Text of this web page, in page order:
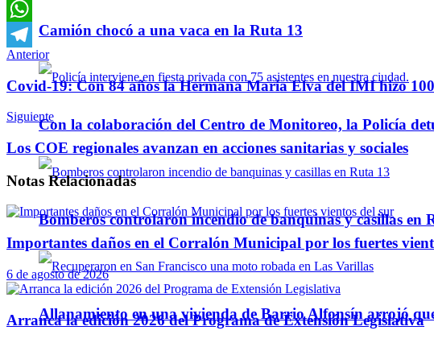
Camión chocó a una vaca en la Ruta 13
Con la colaboración del Centro de Monitoreo, la Policía
Bomberos controlaron incendio de banquinas y casillas en
Allanamiento en una vivienda de Barrio Alfonsín arrojó
Email
WhatsApp
Telegram
Anterior
Covid-19: Con 84 años la Hermana Maria Elva del IMI hizo
Siguiente
Los COE regionales avanzan en acciones sanitarias y sociales
Notas Relacionadas
Importantes daños en el Corralón Municipal por los fuertes
6 de agosto de 2026
Arranca la edición 2026 del Programa de Extensión Legislativa